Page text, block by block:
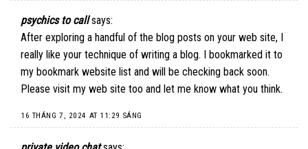
psychics to call says:
After exploring a handful of the blog posts on your web site, I
really like your technique of writing a blog. I bookmarked it to
my bookmark website list and will be checking back soon.
Please visit my web site too and let me know what you think.
16 THÁNG 7, 2024 AT 11:29 SÁNG